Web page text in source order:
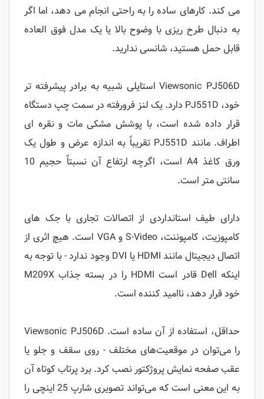
می کند. کارهای ساده را به راحتی انجام می دهد، اما اگر
به دنبال طرح ریزی با وضوح بالا یا یک مدل فوق العاده
قابل حمل هستید، شانسی ندارید.
Viewsonic PJ506D
استایلی شبیه به برادر پیشرفته تر
خود، PJ551D دارد. یک لنز فرورفته در سمت چپ دستگاه
قرار داده شده است، با پوشش مشکی مات و نقره ای
اطراف. مانند PJ551D تقریباً به اندازه عرض و طول یک
ورق کاغذ A4 است، اگرچه ارتفاع آن نسبتاً حجیم 10
سانتی متر است.
دارای طیف استانداردی از اتصالات تجاری با جک های
کامپوزیت، کامپوننت، S-Video و VGA است. هیچ اثری از
اتصال دیجیتال مانند HDMI یا DVI وجود ندارد - با توجه به
اینکه Dell قادر است HDMI را در بسته جذاب M209X
خود قرار دهد، ناامید کننده است.
حداقل، استفاده از آن ساده است. Viewsonic PJ506D
را می‌توان در موقعیت‌های مختلف - روی سقف و جلو یا
عقب صفحه نمایش پروژکتور نصب کرد. برد پرتاب کوتاه آن
به این معنی است که می‌تواند تصویری شارپ 25 اینچی را